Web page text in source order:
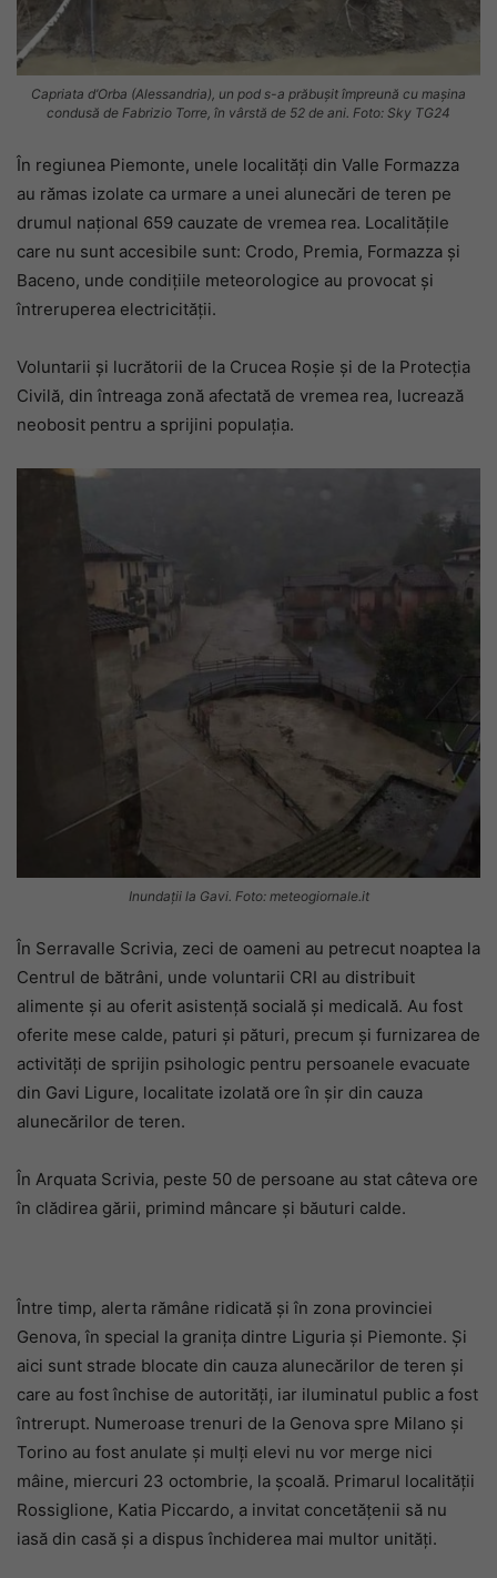
Capriata d’Orba (Alessandria), un pod s-a prăbușit împreună cu mașina
condusă de Fabrizio Torre, în vârstă de 52 de ani. Foto: Sky TG24
În regiunea Piemonte, unele localități din Valle Formazza
au rămas izolate ca urmare a unei alunecări de teren pe
drumul național 659 cauzate de vremea rea. Localitățile
care nu sunt accesibile sunt: ​​Crodo, Premia, Formazza și
Baceno, unde condițiile meteorologice au provocat și
întreruperea electricității.
Voluntarii și lucrătorii de la Crucea Roșie și de la Protecția
Civilă, din întreaga zonă afectată de vremea rea, ​lucrează
neobosit pentru a sprijini populația.
Inundații la Gavi. Foto: meteogiornale.it
În Serravalle Scrivia, zeci de oameni au petrecut noaptea la
Centrul de bătrâni, unde voluntarii CRI au distribuit
alimente și au oferit asistență socială și medicală. Au fost
oferite mese calde, paturi și pături, precum și furnizarea de
activități de sprijin psihologic pentru persoanele evacuate
din Gavi Ligure, localitate izolată ore în șir din cauza
alunecărilor de teren.
În Arquata Scrivia, peste 50 de persoane au stat câteva ore
în clădirea gării, primind mâncare și băuturi calde.
Între timp, alerta rămâne ridicată și în zona provinciei
Genova, în special la granița dintre Liguria și Piemonte. Și
aici sunt strade blocate din cauza alunecărilor de teren și
care au fost închise de autorități, iar iluminatul public a fost
întrerupt. Numeroase trenuri de la Genova spre Milano și
Torino au fost anulate și mulți elevi nu vor merge nici
mâine, miercuri 23 octombrie, la școală. Primarul localității
Rossiglione, Katia Piccardo, a invitat concetățenii să nu
iasă din casă și a dispus închiderea mai multor unități.